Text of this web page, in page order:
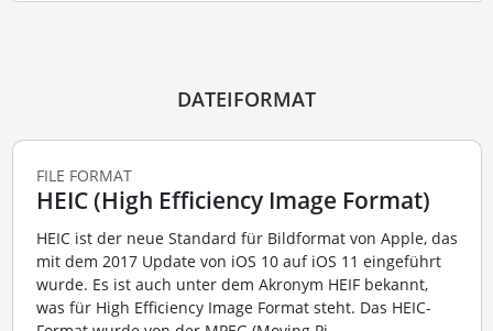
DATEIFORMAT
FILE FORMAT
HEIC (High Efficiency Image Format)
HEIC ist der neue Standard für Bildformat von Apple, das
mit dem 2017 Update von iOS 10 auf iOS 11 eingeführt
wurde. Es ist auch unter dem Akronym HEIF bekannt,
was für High Efficiency Image Format steht. Das HEIC-